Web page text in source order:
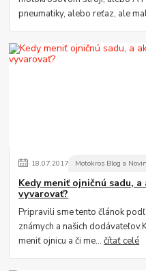
pneumatiky, alebo reťaz, ale
18.07.2017 Motokros Blog a
Kedy meniť ojničnú sadu,
vyvarovať?
Pripravili sme tento článok
známych a našich
meniť ojnicu a či me...čítať celé